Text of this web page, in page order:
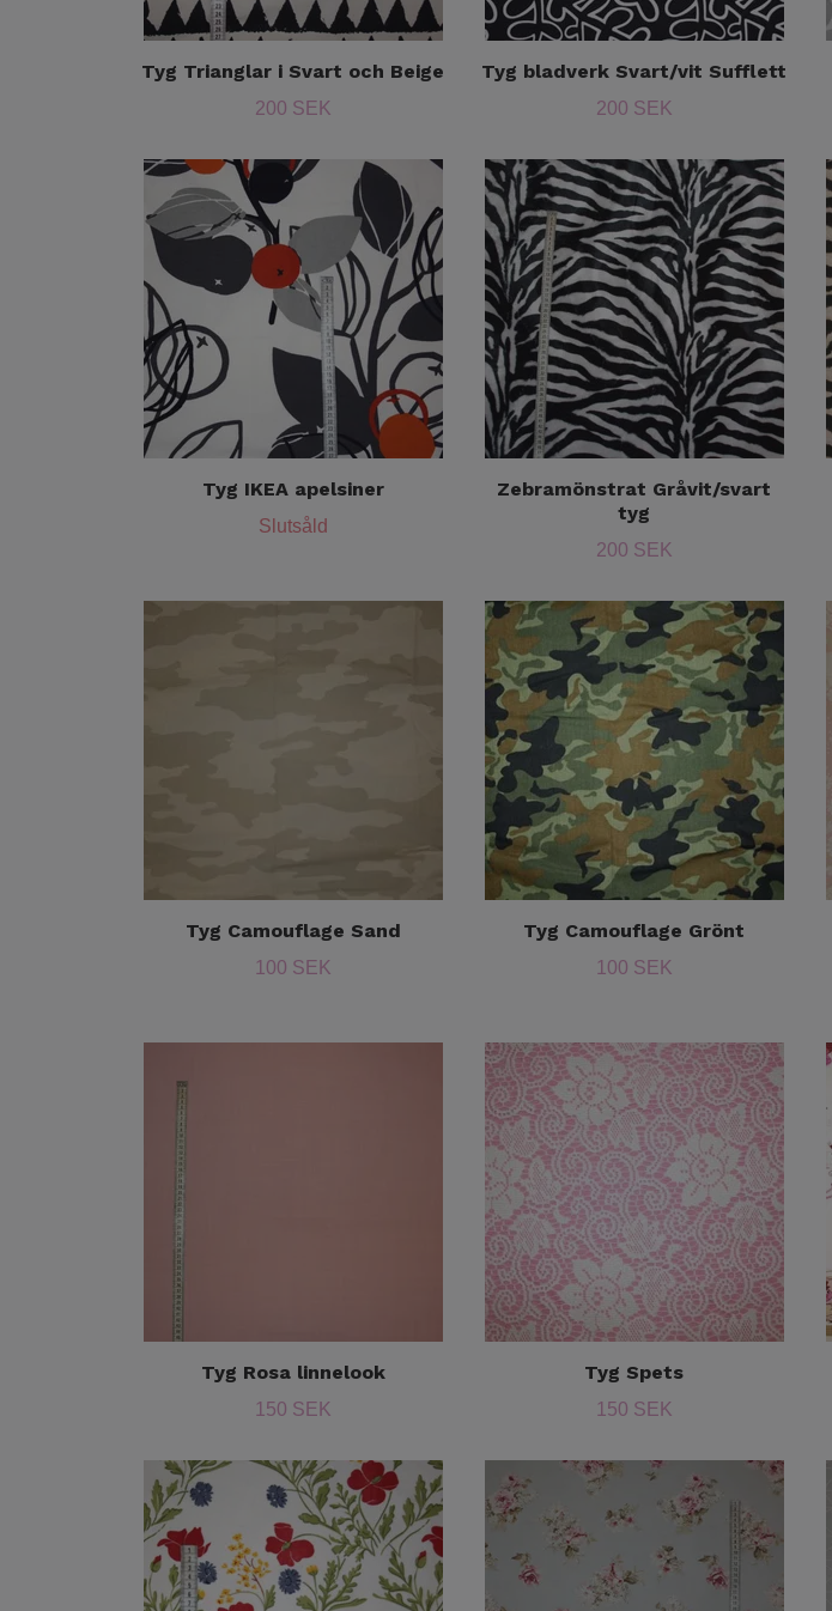
Tyg Trianglar i Svart och Beige
200 SEK
Tyg bladverk Svart/vit Sufflett
200 SEK
Tyg IKEA apelsiner
Slutsåld
Zebramönstrat Gråvit/svart
tyg
200 SEK
Tyg Camouflage Sand
100 SEK
Tyg Camouflage Grönt
100 SEK
Tyg Rosa linnelook
150 SEK
Tyg Spets
150 SEK